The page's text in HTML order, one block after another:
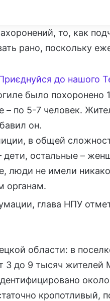
то, как
рано, поскольку
до нашого
было похоронено
– по 5-7 человек.
он.
в общей
остальные –
люди не имели
органам.
глава НПУ
области: в
3 до 9 тысяч жителей
кропотливый,